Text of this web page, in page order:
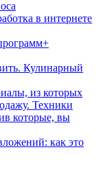
в интернете
Кулинарный
из которых
Техники
которые, вы
как это